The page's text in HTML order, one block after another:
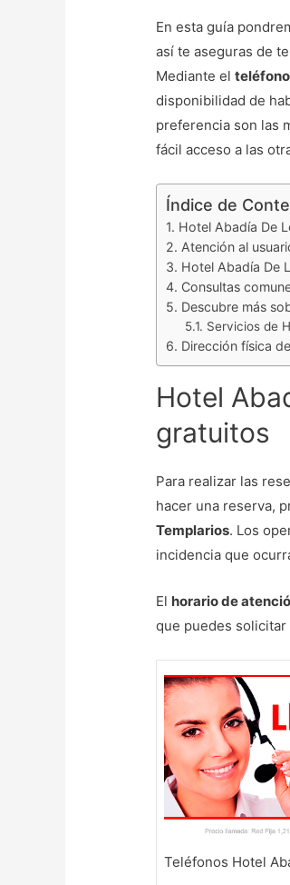
En esta guía
así te aseguras de
Mediante el
disponibilidad de
preferencia son las
fácil acceso a las
Índice de
Hotel Abadía De
Atención al
Hotel Abadía De
Consultas
Descubre más
Servicios de
Dirección física
Hotel
gratuitos
Para realizar las
hacer una reserva,
Templarios. Los
incidencia que
El horario de
que puedes
Teléfonos Hotel